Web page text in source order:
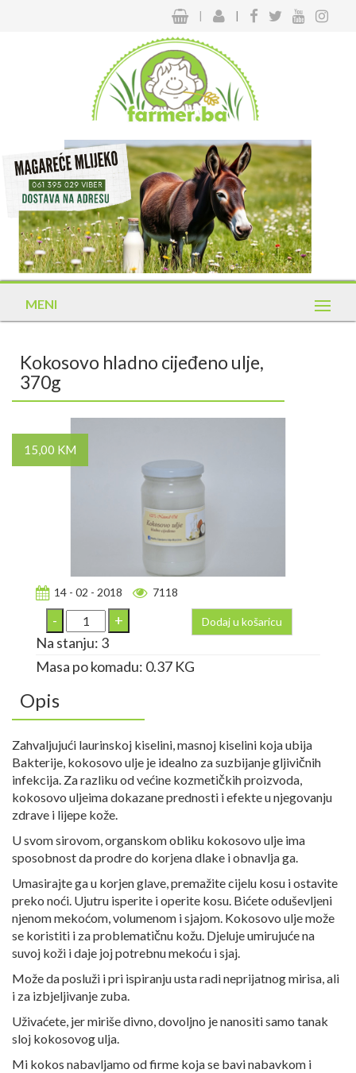
| |
MENI
Kokosovo hladno cijeđeno ulje,
370g
15,00 KM
14 - 02 - 2018 7118
Dodaj u košaricu
Na stanju: 3
Masa po komadu: 0.37 KG
Opis
Zahvaljujući laurinskoj kiselini, masnoj kiselini koja ubija
Bakterije, kokosovo ulje je idealno za suzbijanje gljivičnih
infekcija. Za razliku od većine kozmetičkih proizvoda,
kokosovo uljeima dokazane prednosti i efekte u njegovanju
zdrave i lijepe kože.
U svom sirovom, organskom obliku kokosovo ulje ima
sposobnost da prodre do korjena dlake i obnavlja ga.
Umasirajte ga u korjen glave, premažite cijelu kosu i ostavite
preko noći. Ujutru isperite i operite kosu. Bićete oduševljeni
njenom mekoćom, volumenom i sjajom. Kokosovo ulje može
se koristiti i za problematičnu kožu. Djeluje umirujuće na
suvoj koži i daje joj potrebnu mekoću i sjaj.
Može da posluži i pri ispiranju usta radi neprijatnog mirisa, ali
i za izbjeljivanje zuba.
Uživaćete, jer miriše divno, dovoljno je nanositi samo tanak
sloj kokosovog ulja.
Mi kokos nabavljamo od firme koja se bavi nabavkom i